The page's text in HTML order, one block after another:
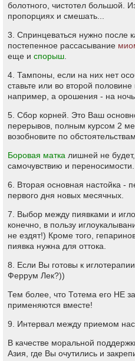
болотного, чистотел большой.
пропорциях и смешать...
3. Спринцеваться нужно после
постепенное рассасывание
еще и спорыш
4. Тампоны, если на них нет
ставьте или во второй
например, а орошения - на ночь.
5. Сбор корней. Это Ваш
перерывов, полным курсом 2
возобновите по обстоятельствам.
Боровая матка лишней не
самочувствию и переносимости.
6. Вторая основная настойка -
первого дня новых месячных.
7. Выбор между пиявками и
конечно, в пользу
не ездят!) Кроме того,
пиявка нужна для оттока.
8. Если Вы готовы к
Феррум Лек?))
Тем более, что Тотема его НЕ
применяются вместе!
9. Интервал между приемом
В качестве моральной
Азия, где Вы очутились и